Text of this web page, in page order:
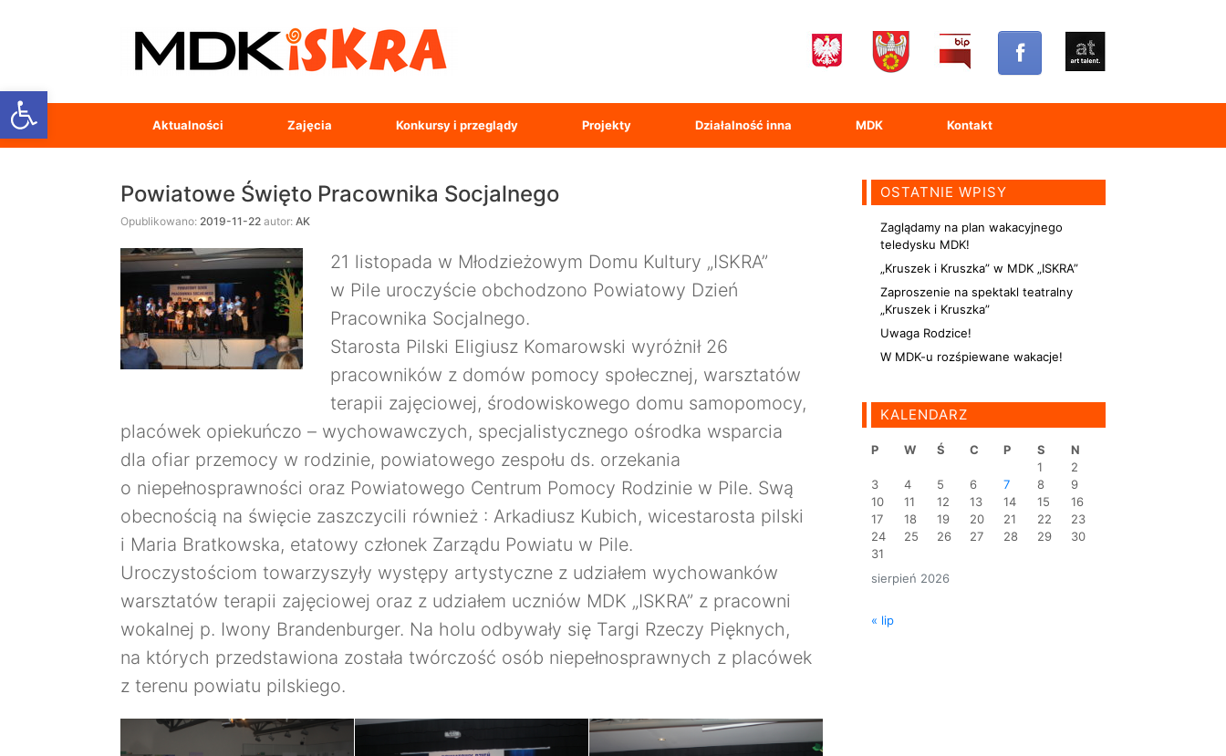
Open toolbar
Aktualności Zajęcia Konkursy i przeglądy Projekty Działalność inna MDK Kontakt
Powiatowe Święto Pracownika Socjalnego
Opublikowano: 2019-11-22 autor: AK
21 listopada w Młodzieżowym Domu Kultury „ISKRA”
w Pile uroczyście obchodzono Powiatowy Dzień
Pracownika Socjalnego.
Starosta Pilski Eligiusz Komarowski wyróżnił 26
pracowników z domów pomocy społecznej, warsztatów
terapii zajęciowej, środowiskowego domu samopomocy,
placówek opiekuńczo – wychowawczych, specjalistycznego ośrodka wsparcia
dla ofiar przemocy w rodzinie, powiatowego zespołu ds. orzekania
o niepełnosprawności oraz Powiatowego Centrum Pomocy Rodzinie w Pile. Swą
obecnością na święcie zaszczycili również : Arkadiusz Kubich, wicestarosta pilski
i Maria Bratkowska, etatowy członek Zarządu Powiatu w Pile.
Uroczystościom towarzyszyły występy artystyczne z udziałem wychowanków
warsztatów terapii zajęciowej oraz z udziałem uczniów MDK „ISKRA” z pracowni
wokalnej p. Iwony Brandenburger. Na holu odbywały się Targi Rzeczy Pięknych,
na których przedstawiona została twórczość osób niepełnosprawnych z placówek
z terenu powiatu pilskiego.
OSTATNIE WPISY
Zaglądamy na plan wakacyjnego
teledysku MDK!
„Kruszek i Kruszka” w MDK „ISKRA”
Zaproszenie na spektakl teatralny
„Kruszek i Kruszka”
Uwaga Rodzice!
W MDK-u rozśpiewane wakacje!
KALENDARZ
sierpień 2026
P W Ś C P S
N
1
2
3
4 5 6 7 8
9
10
11 12 13 14 15
16
17
18 19 20 21 22
23
24
25 26 27 28 29
30
31
« lip